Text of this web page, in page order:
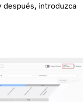
después, introduzca